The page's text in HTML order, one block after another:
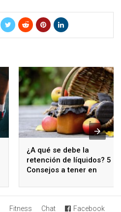
¿A qué se debe la
retención de líquidos? 5
Consejos a tener en
este síntoma
Fitness Chat Facebook